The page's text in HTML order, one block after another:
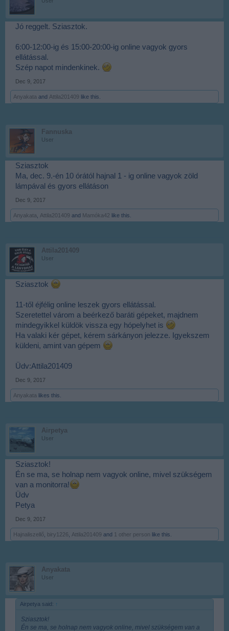
Jó reggelt. Sziasztok.
6:00-12:00-ig és 15:00-20:00-ig online vagyok gyors
ellátással.
Szép napot mindenkinek.
Dec 9, 2017
Anyakata and Attila201409 like this.
Fannuska
User
Sziasztok
Ma, dec. 9.-én 10 órától hajnal 1 - ig online vagyok zöld
lámpával és gyors ellátáson
Dec 9, 2017
Anyakata Attila201409 and Mamóka42 like this.
Attila201409
User
Sziasztok
11-től éjfélig online leszek gyors ellátással.
Szeretettel várom a beérkező baráti gépeket, majdnem
mindegyikkel küldök vissza egy hópelyhet is
Ha valaki kér gépet, kérem sárkányon jelezze. Igyekszem
küldeni, amint van gépem
Üdv:Attila201409
Dec 9, 2017
Anyakata likes this.
Airpetya
User
Sziasztok!
Én se ma, se holnap nem vagyok online, mivel szükségem
van a monitorra!
Üdv
Petya
Dec 9, 2017
Hajnaliszellő biry1226 Attila201409 and 1 other person like this.
Anyakata
User
Airpetya said: ↑
Sziasztok!
Én se ma, se holnap nem vagyok online, mivel szükségem van a